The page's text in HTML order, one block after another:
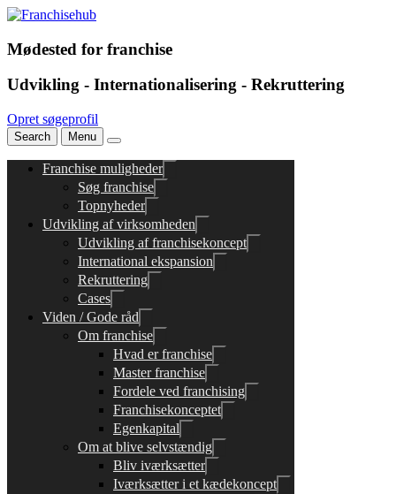
Mødested for franchise
Udvikling - Internationalisering - Rekruttering
Opret søgeprofil
Search Menu
Franchise muligheder
Søg franchise
Topnyheder
Udvikling af virksomheden
Udvikling af franchisekoncept
International ekspansion
Rekruttering
Cases
Viden / Gode råd
Om franchise
Hvad er franchise
Master franchise
Fordele ved franchising
Franchisekonceptet
Egenkapital
Om at blive selvstændig
Bliv iværksætter
Iværksætter i et kædekoncept